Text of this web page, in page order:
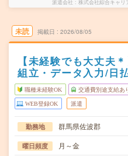
派遣会社 株式会社綜合キャリ
未読 掲載日 2026/08/05
【未経験でも大丈夫
組立・データ入力/日
職種未経験OK 交通費別途支給あ
WEB登録OK 派遣
勤務地 群馬県佐波郡
曜日頻度 月～金